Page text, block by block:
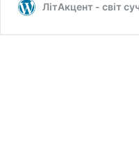
ЛітАкцент - світ